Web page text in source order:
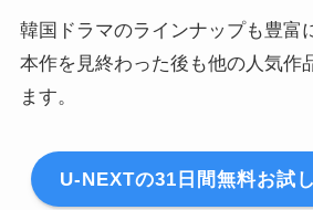
韓国ドラマのラインナップも豊富
本作を見終わった後も他の人気作
ます。
U-NEXTの31日間無料お試